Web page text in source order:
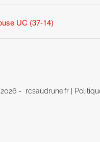
UC (37-14)
2026 - rcsaudrune.fr |